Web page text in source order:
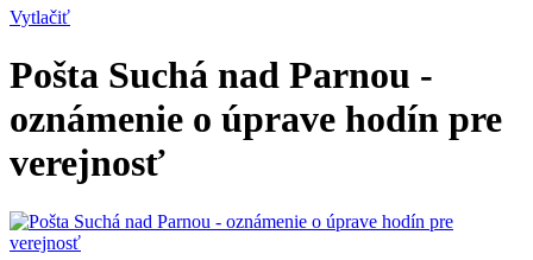
Vytlačiť
Pošta Suchá nad Parnou -
oznámenie o úprave hodín pre
verejnosť